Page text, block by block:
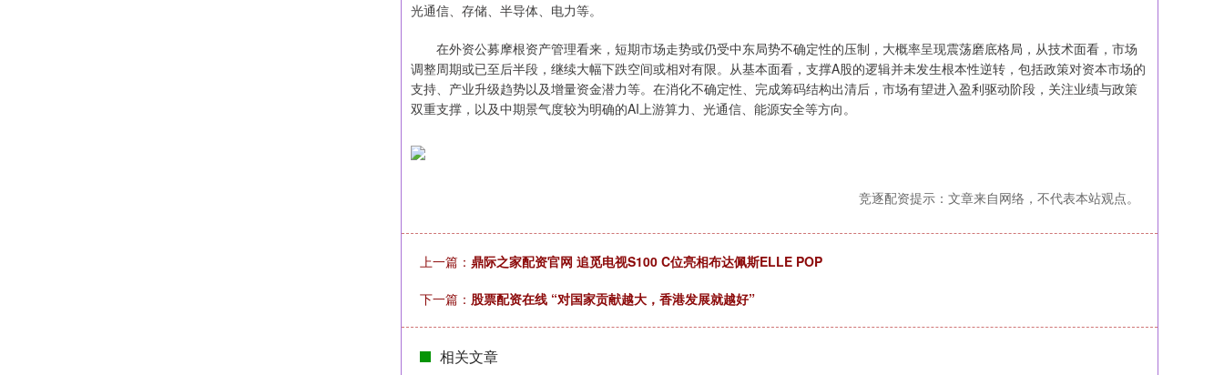
光通信、存储、半导体、电力等。
在外资公募摩根资产管理看来，短期市场走势或仍受中东局势不确定性的压制，大概率呈现震荡磨底格局，从技术面看，市场
调整周期或已至后半段，继续大幅下跌空间或相对有限。从基本面看，支撑A股的逻辑并未发生根本性逆转，包括政策对资本市场的
支持、产业升级趋势以及增量资金潜力等。在消化不确定性、完成筹码结构出清后，市场有望进入盈利驱动阶段，关注业绩与政策
双重支撑，以及中期景气度较为明确的AI上游算力、光通信、能源安全等方向。
竞逐配资提示：文章来自网络，不代表本站观点。
上一篇： 鼎际之家配资官网 追觅电视S100 C位亮相布达佩斯ELLE POP
下一篇： 股票配资在线 “对国家贡献越大，香港发展就越好”
相关文章